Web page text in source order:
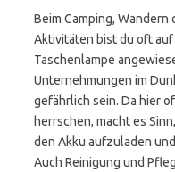
Beim Camping,
Aktivitäten bist du oft
Taschenlampe
Unternehmungen im
gefährlich sein. Da hier
herrschen, macht es
den Akku aufzuladen
Auch Reinigung und